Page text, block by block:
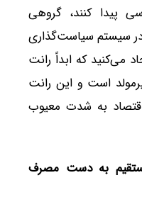
پیدا کنند، گروهی
در سیستم سیاست‌گذاری
می‌کنید که ابداً رانت
است و این رانت
به شدت معیوب
به دست مصرف